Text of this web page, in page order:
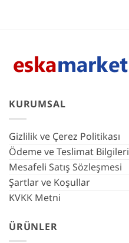
KURUMSAL
Gizlilik ve Çerez Politikası
Ödeme ve Teslimat Bilgileri
Mesafeli Satış Sözleşmesi
Şartlar ve Koşullar
KVKK Metni
ÜRÜNLER